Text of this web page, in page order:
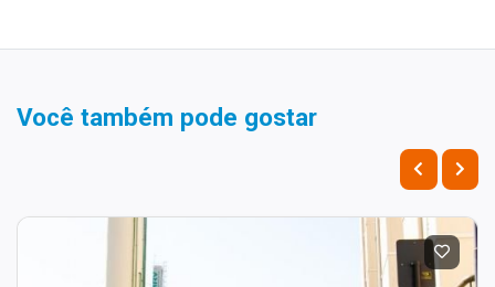
Você também pode gostar